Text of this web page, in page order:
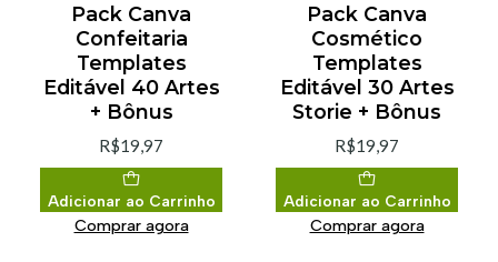
Pack Canva
Confeitaria
Templates
Editável 40 Artes
+ Bônus
R$19,97
Adicionar ao Carrinho
Comprar agora
Pack Canva
Cosmético
Templates
Editável 30 Artes
Storie + Bônus
R$19,97
Adicionar ao Carrinho
Comprar agora